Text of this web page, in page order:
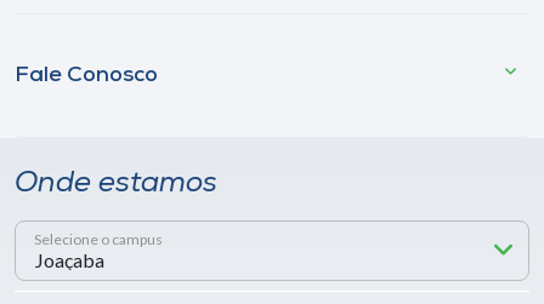
Fale Conosco
Onde estamos
Selecione o campus